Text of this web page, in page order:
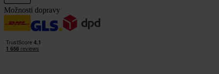
Možnosti dopravy